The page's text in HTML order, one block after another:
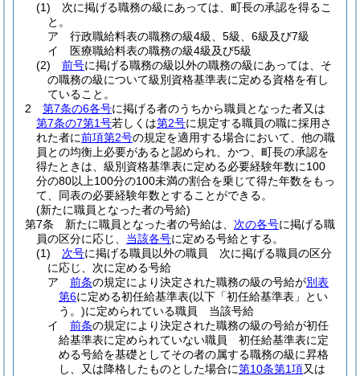
(1)
次に掲げる職務の級にあっては、町長の承認を得るこ
と。
ア
行政職給料表の職務の級4級、5級、6級及び7級
イ
医療職給料表の職務の級4級及び5級
(2)
前号に掲げる職務の級以外の職務の級にあっては、そ
の職務の級について級別資格基準表に定める資格を有し
ていること。
2
第7条の6各号に掲げる者のうちから職員となった者又は
第7条の7第1号若しくは第2号に規定する職員の職に採用さ
れた者に前項第2号の規定を適用する場合において、他の職
員との均衡上必要があると認められ、かつ、町長の承認を
得たときは、級別資格基準表に定める必要経験年数に100
分の80以上100分の100未満の割合を乗じて得た年数をもっ
て、同表の必要経験年数とすることができる。
(新たに職員となった者の号給)
第7条
新たに職員となった者の号給は、 次の各号に掲げる職
員の区分に応じ、 当該各号に定める号給とする。
(1)
次号に掲げる職員以外の職員 次に掲げる職員の区分
に応じ、次に定める号給
ア
前条の規定により決定された職務の級の号給が別表
第6に定める初任給基準表(以下「初任給基準表」とい
う。)に定められている職員 当該号給
イ
前条の規定により決定された職務の級の号給が初任
給基準表に定められていない職員 初任給基準表に定
める号給を基礎としてその者の属する職務の級に昇格
し、又は降格したものとした場合に第10条第1項又は